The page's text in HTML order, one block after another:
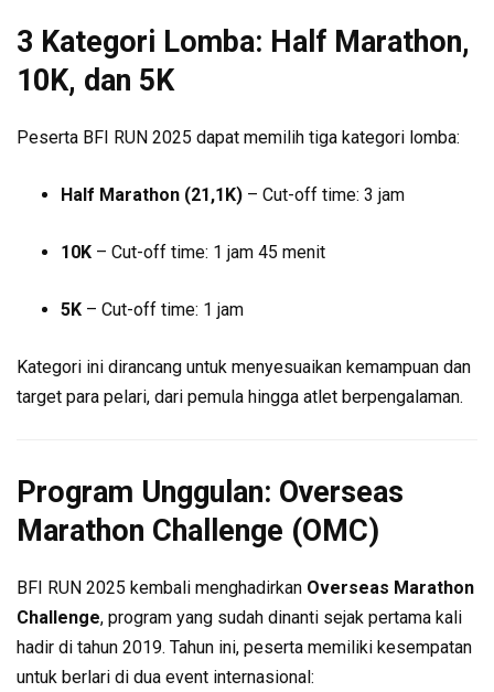
3 Kategori Lomba: Half Marathon,
10K, dan 5K
Peserta BFI RUN 2025 dapat memilih tiga kategori lomba:
Half Marathon (21,1K) – Cut-off time: 3 jam
10K – Cut-off time: 1 jam 45 menit
5K – Cut-off time: 1 jam
Kategori ini dirancang untuk menyesuaikan kemampuan dan
target para pelari, dari pemula hingga atlet berpengalaman.
Program Unggulan: Overseas
Marathon Challenge (OMC)
BFI RUN 2025 kembali menghadirkan Overseas Marathon
Challenge, program yang sudah dinanti sejak pertama kali
hadir di tahun 2019. Tahun ini, peserta memiliki kesempatan
untuk berlari di dua event internasional: